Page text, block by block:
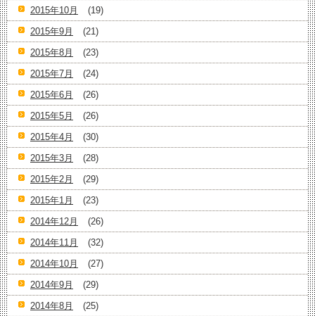
2015年10月
(19)
2015年9月
(21)
2015年8月
(23)
2015年7月
(24)
2015年6月
(26)
2015年5月
(26)
2015年4月
(30)
2015年3月
(28)
2015年2月
(29)
2015年1月
(23)
2014年12月
(26)
2014年11月
(32)
2014年10月
(27)
2014年9月
(29)
2014年8月
(25)